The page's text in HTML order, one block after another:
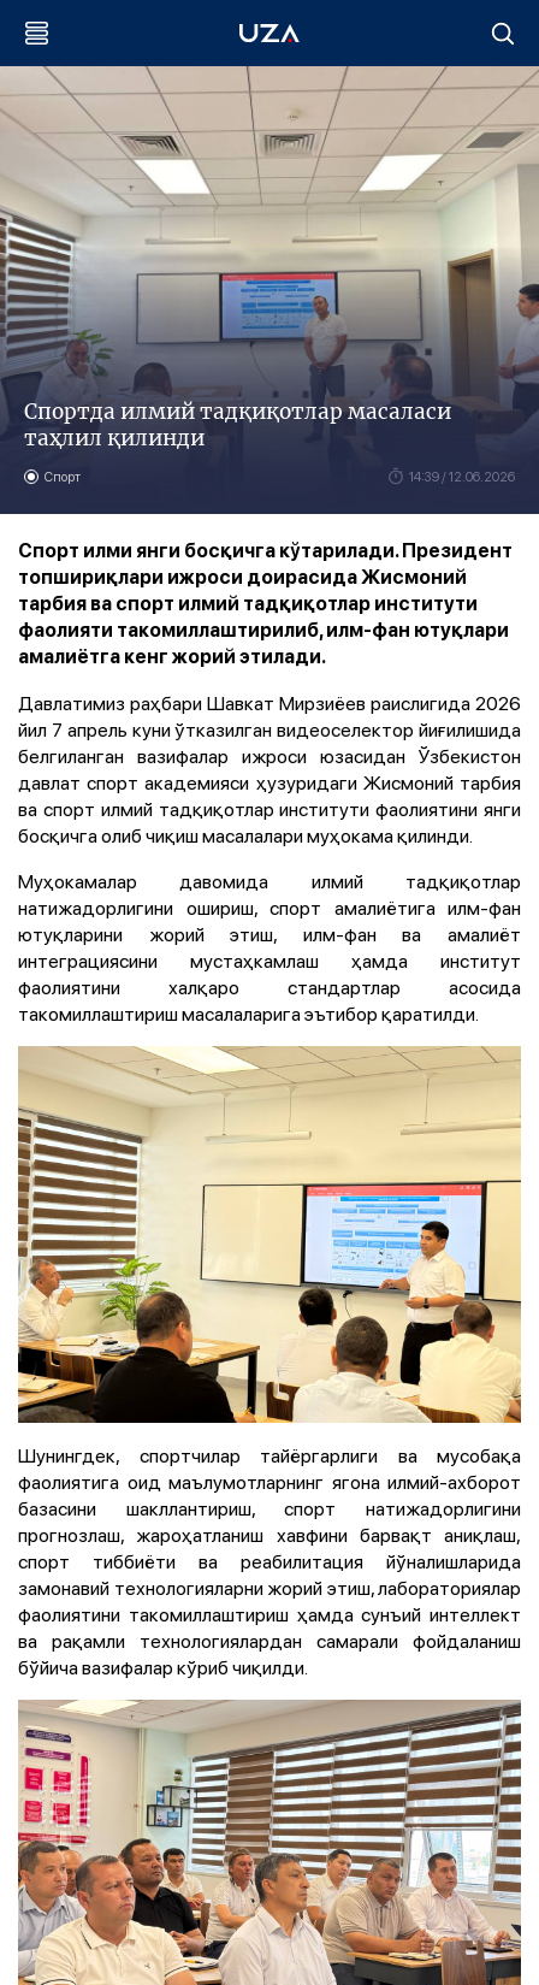
Спортда илмий тадқиқотлар масаласи
таҳлил қилинди
Спорт 14:39 / 12.06.2026
Спорт илми янги босқичга кўтарилади. Президент
топшириқлари ижроси доирасида Жисмоний
тарбия ва спорт илмий тадқиқотлар институти
фаолияти такомиллаштирилиб, илм-фан ютуқлари
амалиётга кенг жорий этилади.
Давлатимиз раҳбари Шавкат Мирзиёев раислигида 2026
йил 7 апрель куни ўтказилган видеоселектор йиғилишида
белгиланган вазифалар ижроси юзасидан Ўзбекистон
давлат спорт академияси ҳузуридаги Жисмоний тарбия
ва спорт илмий тадқиқотлар институти фаолиятини янги
босқичга олиб чиқиш масалалари муҳокама қилинди.
Муҳокамалар давомида илмий тадқиқотлар
натижадорлигини ошириш, спорт амалиётига илм-фан
ютуқларини жорий этиш, илм-фан ва амалиёт
интеграциясини мустаҳкамлаш ҳамда институт
фаолиятини халқаро стандартлар асосида
такомиллаштириш масалаларига эътибор қаратилди.
Шунингдек, спортчилар тайёргарлиги ва мусобақа
фаолиятига оид маълумотларнинг ягона илмий-ахборот
базасини шакллантириш, спорт натижадорлигини
прогнозлаш, жароҳатланиш хавфини барвақт аниқлаш,
спорт тиббиёти ва реабилитация йўналишларида
замонавий технологияларни жорий этиш, лабораториялар
фаолиятини такомиллаштириш ҳамда сунъий интеллект
ва рақамли технологиялардан самарали фойдаланиш
бўйича вазифалар кўриб чиқилди.